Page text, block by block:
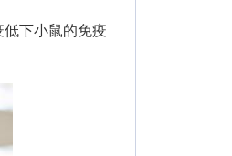
下小鼠的免疫